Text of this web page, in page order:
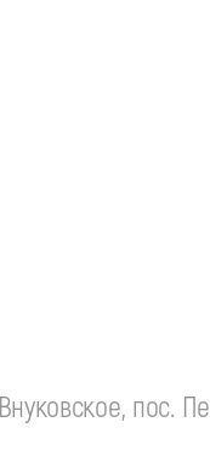
пос.